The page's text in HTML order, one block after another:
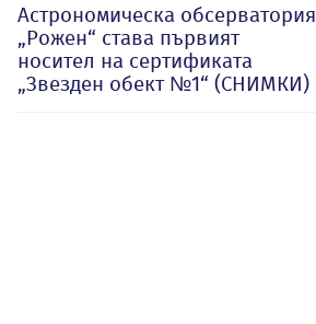
Астрономическа обсерватория
„Рожен“ става първият
носител на сертификата
„Звезден обект №1“ (СНИМКИ)